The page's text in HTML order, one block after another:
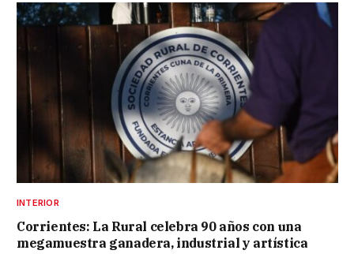
INTERIOR
Corrientes: La Rural celebra 90 años con una
megamuestra ganadera, industrial y artística